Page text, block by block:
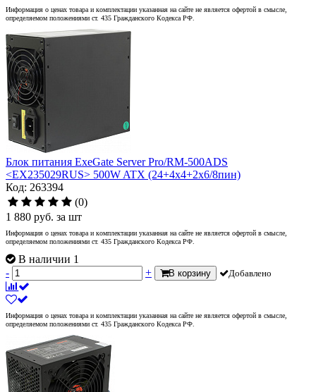
Информация о ценах товара и комплектации указанная на сайте не является офертой в смысле,
определяемом положениями ст. 435 Гражданского Кодекса РФ.
Блок питания ExeGate Server Pro/RM-500ADS
<EX235029RUS> 500W ATX (24+4x4+2x6/8пин)
Код: 263394
(0)
1 880 руб. за шт
Информация о ценах товара и комплектации указанная на сайте не является офертой в смысле,
определяемом положениями ст. 435 Гражданского Кодекса РФ.
В наличии 1
-
+ В корзину Добавлено
Информация о ценах товара и комплектации указанная на сайте не является офертой в смысле,
определяемом положениями ст. 435 Гражданского Кодекса РФ.